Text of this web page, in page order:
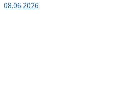
08.06.2026